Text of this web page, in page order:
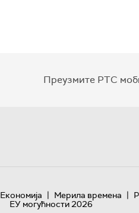
Преузмите РТС
Економија | Мерила времена |
ЕУ могућности 2026